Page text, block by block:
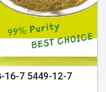
7 5449-12-7